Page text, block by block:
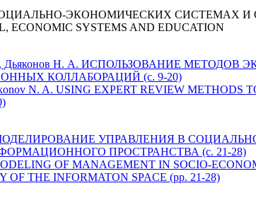
ЭКОНОМИЧЕСКИХ СИСТЕМАХ И
ECONOMIC SYSTEMS AND EDUCATION
А., Дьяконов Н. А. ИСПОЛЬЗОВАНИЕ
КОЛЛАБОРАЦИЙ (с. 9-20)
N. A. USING EXPERT REVIEW METHODS
В. МОДЕЛИРОВАНИЕ УПРАВЛЕНИЯ В
ПРОСТРАНСТВА (с. 21-28)
OF MANAGEMENT IN SOCIO-
THE INFORMATON SPACE (pp. 21-28)